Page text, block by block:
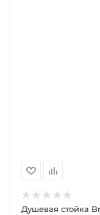
Душевая стойка